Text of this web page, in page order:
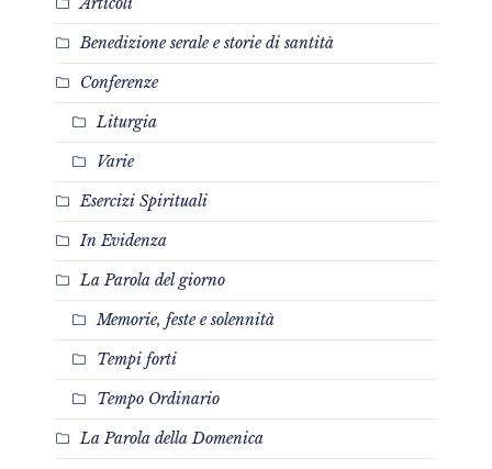
Benedizione serale e storie di santità
Conferenze
Liturgia
Varie
Esercizi Spirituali
In Evidenza
La Parola del giorno
Memorie, feste e solennità
Tempi forti
Tempo Ordinario
La Parola della Domenica